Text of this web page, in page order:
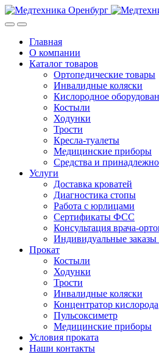
Skip
to
Skip
to
Главная
О компании
Каталог товаров
Ортопедические товары
Инвалидные коляски
Кислородное
Костыли
Ходунки
Трости
Кресла-туалеты
Медицинские приборы
Средства и
Услуги
Доставка кроватей
Диагностика стопы
Работа с юрлицами
Сертификаты ФСС
Консультация врача-
Индивидуальные заказы
Прокат
Костыли
Ходунки
Трости
Инвалидные коляски
Концентратор кислорода
Пульсоксиметр
Медицинские приборы
Условия проката
Наши контакты